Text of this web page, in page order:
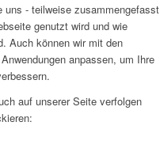
uns - teilweise zusammengefasst
genutzt wird und wie
Auch können wir mit den
anpassen, um Ihre
auf unserer Seite verfolgen